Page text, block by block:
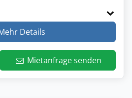
Details
Mietanfrage senden